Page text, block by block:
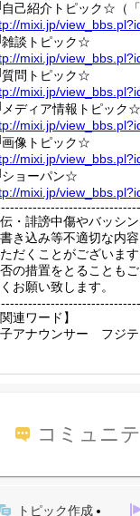
自己紹介トピック☆（
mixi.jp/view_bbs.pl?i
雑談トピック☆
mixi.jp/view_bbs.pl?i
質問トピック☆
mixi.jp/view_bbs.pl?i
メディア情報トピック☆
mixi.jp/view_bbs.pl?i
画像トピック☆
mixi.jp/view_bbs.pl?i
ショーパン☆
mixi.jp/view_bbs.pl?i
・誹謗中傷やバッシ
き込み等不適切な内
だくことがございま
の措置をとることも
お願い致します。
連ワード】
アナウンサー フジテ
コミュニ
トピック作成